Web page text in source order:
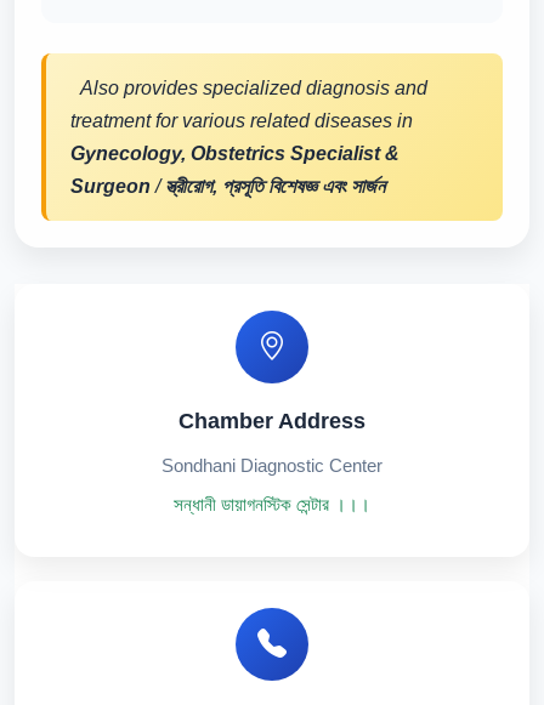
Also provides specialized diagnosis and
treatment for various related diseases in
Gynecology, Obstetrics Specialist &
Surgeon /স্ত্রীরোগ, প্রসূতি বিশেষজ্ঞ এবং সার্জন
Chamber Address
Sondhani Diagnostic Center
সন্ধানী ডায়াগনস্টিক সেন্টার ।।।